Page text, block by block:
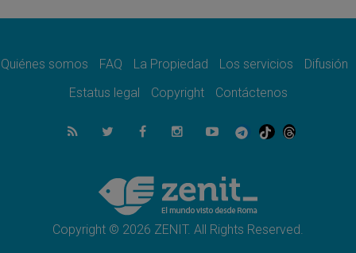
Papa en la Audiencia General
Nuncio en Ucrania: Preocupa escuchar a
05.08.2026
Ucrania: Ataque masivo en Kyiv durante la
Colombo: "La visita del Papa a Argentina
llevará un mensaje de paz y dignidad
humana"
Quiénes somos FAQ La Propiedad Los servicios
Difusión
Estatus legal
Copyright Contáctenos
Copyright © 2026 ZENIT. All Rights Reserved.